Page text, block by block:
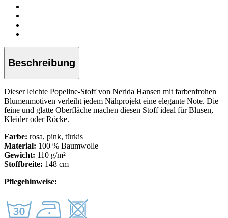
Beschreibung
Dieser leichte Popeline-Stoff von Nerida Hansen mit farbenfrohen
Blumenmotiven verleiht jedem Nähprojekt eine elegante Note. Die
feine und glatte Oberfläche machen diesen Stoff ideal für Blusen,
Kleider oder Röcke.
Farbe: rosa, pink, türkis
Material: 100 % Baumwolle
Gewicht: 110 g/m²
Stoffbreite: 148 cm
Pflegehinweise: